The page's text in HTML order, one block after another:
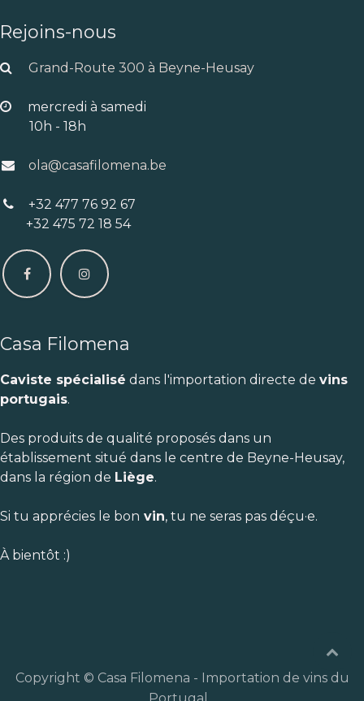
Rejoins-nous
Grand-Route 300 à Beyne-Heusay
mercredi à samedi
10h - 18h
ola@casafilomena.be
+32 477 76 92 67
+32 475 72 18 54
Casa Filomena
Caviste spécialisé dans l'importation directe de vins
portugais.
Des produits de qualité proposés dans un
établissement situé dans le centre de Beyne-Heusay,
dans la région de Liège.
Si tu apprécies le bon vin, tu ne seras pas déçu·e.
À bientôt :)
Copyright © Casa Filomena - Importation de vins du